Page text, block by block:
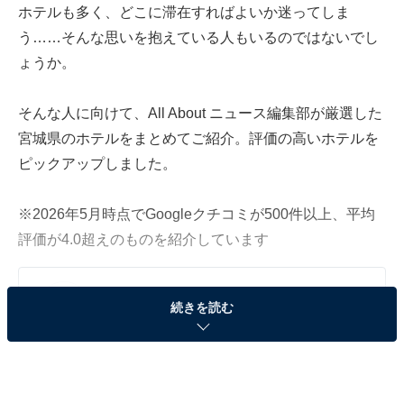
ホテルも多く、どこに滞在すればよいか迷ってしま
う……そんな思いを抱えている人もいるのではないでし
ょうか。
そんな人に向けて、All About ニュース編集部が厳選した
宮城県のホテルをまとめてご紹介。評価の高いホテルを
ピックアップしました。
※2026年5月時点でGoogleクチコミが500件以上、平均
評価が4.0超えのものを紹介しています
続きを読む